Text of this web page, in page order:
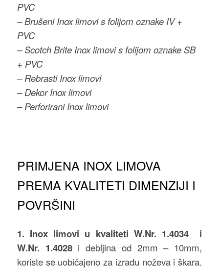
PVC
– Brušeni Inox limovi s folijom oznake IV +
PVC
– Scotch Brite Inox limovi s folijom oznake SB
+ PVC
– Rebrasti Inox limovi
– Dekor Inox limovi
– Perforirani Inox limovi
PRIMJENA INOX LIMOVA
PREMA KVALITETI DIMENZIJI I
POVRŠINI
1. Inox limovi u kvaliteti W.Nr. 1.4034 i
W.Nr. 1.4028i debljina od 2mm – 10mm,
koriste se uobičajeno za izradu noževa i škara.